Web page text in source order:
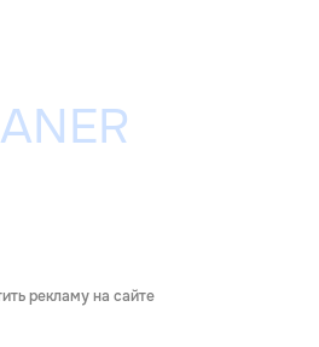
рекламу на сайте